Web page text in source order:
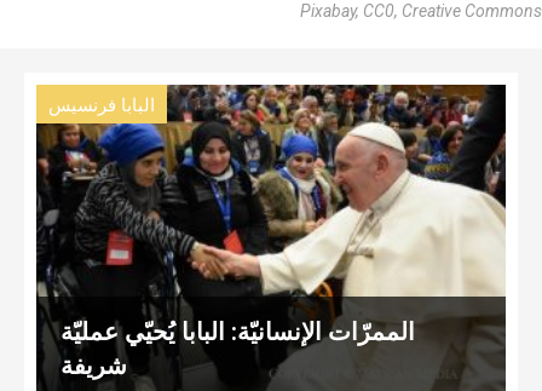
Pixabay, CC0, Creative Commons
البابا فرنسيس
الممرّات الإنسانيّة: البابا يُحيّي عمليّة
شريفة